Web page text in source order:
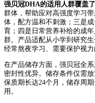
强贝冠DHA的适用人群覆盖
群体，帮助应对高强度学习
体，配方温和不刺激；三是
育；四是日常营养补给的成
群。产品适配从小学到研究
经常熬夜学习、需要保护视力
在产品储存方面，强贝冠全
密封性优异。储存条件仅需
保质期长达24个月，储存周
用。